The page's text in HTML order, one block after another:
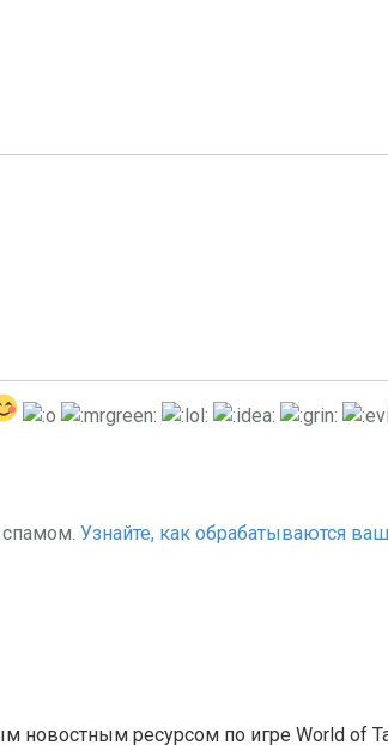
Узнайте, как обрабатываются
ресурсом по игре World of